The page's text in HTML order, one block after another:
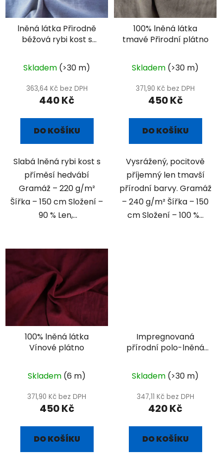
lněná látka Přirodně
béžová rybi kost s
Skladem (>30 m)
363,64 Kč bez DPH
440 Kč
DO KOŠÍKU
Slabá lněná rybi kost s
příměsí hedvábí
Gramáž – 220 g/m²
Šířka – 150 cm Složení –
90 % Len,...
100% lněná látka
tmavé Přirodní plátno
Skladem (>30 m)
371,90 Kč bez DPH
450 Kč
DO KOŠÍKU
Vysrážený, pocitově
příjemný len tmavší
přírodní barvy. Gramáž
– 240 g/m² Šířka – 150
cm Složení – 100 %...
100% lněná látka
Vínové plátno
Skladem (6 m)
371,90 Kč bez DPH
450 Kč
DO KOŠÍKU
Impregnovaná
přírodní polo-lněná
Skladem (>30 m)
347,11 Kč bez DPH
420 Kč
DO KOŠÍKU